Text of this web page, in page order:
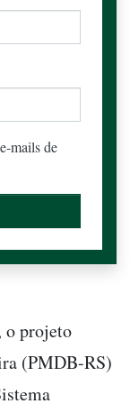
mails de
o projeto
(PMDB-RS)